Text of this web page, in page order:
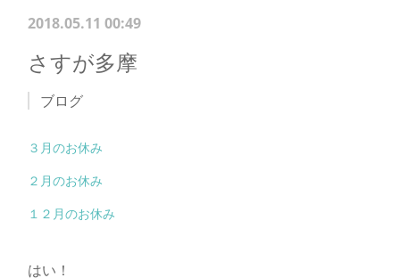
2018.05.11 00:49
さすが多摩
ブログ
３月のお休み
２月のお休み
１２月のお休み
はい！